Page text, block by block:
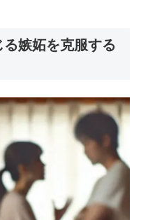
嫉妬を克服する